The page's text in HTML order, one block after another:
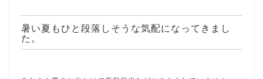
暑い夏もひと段落しそうな気配になってきまし
た。